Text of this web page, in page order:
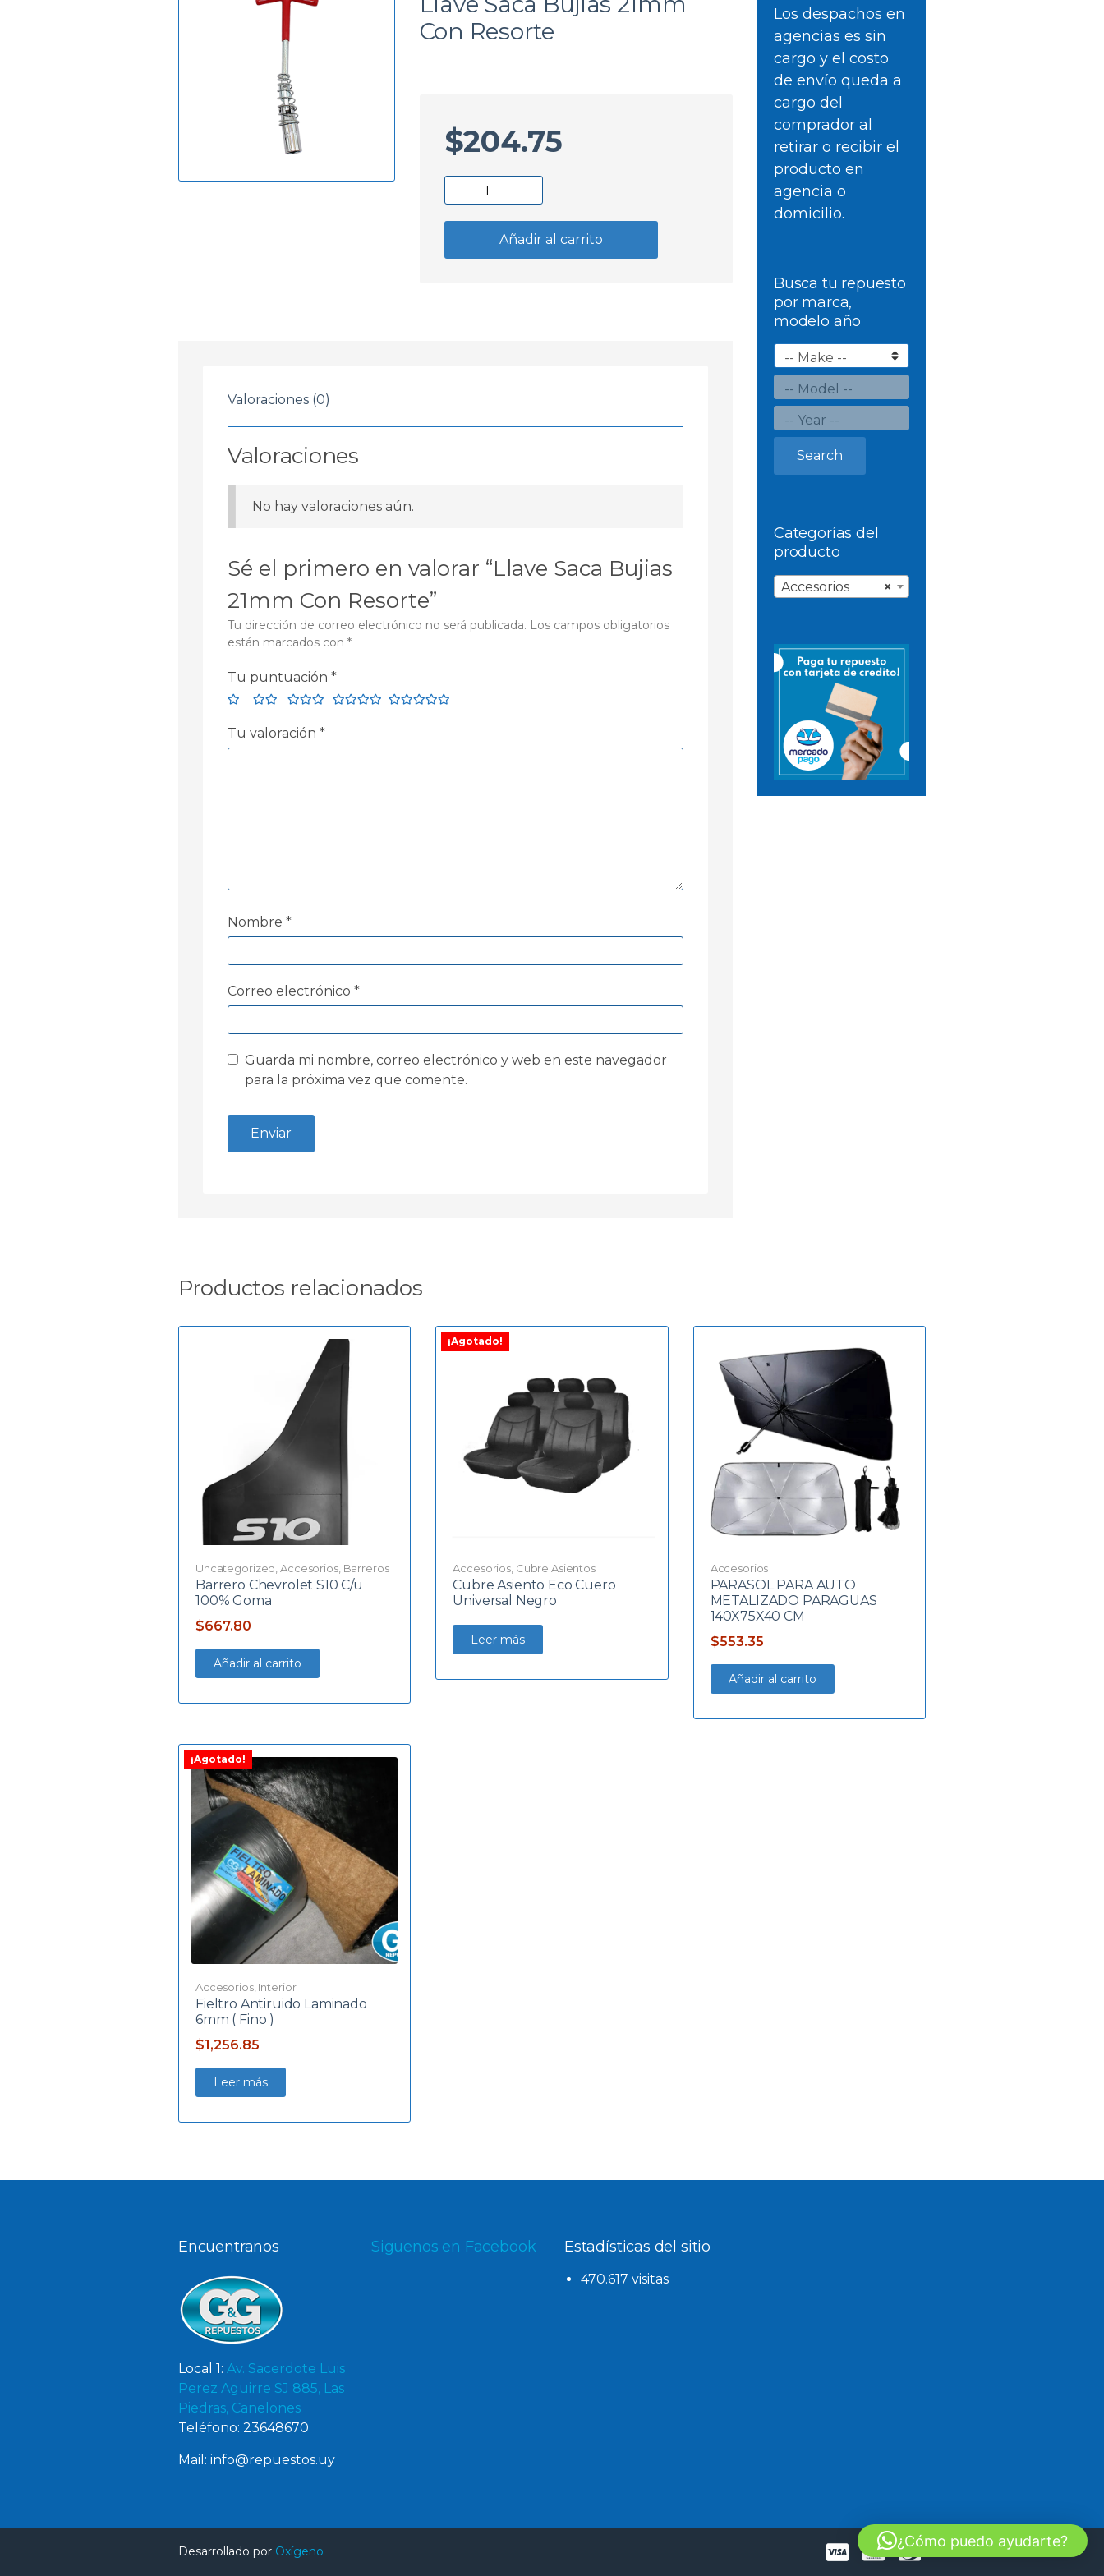
Con Resorte
$204.75
Llave
Saca
21mm
Añadir al carrito
Valoraciones (0)
Valoraciones
No hay valoraciones aún.
Sé el primero en valorar “Llave Saca Bujias
21mm Con Resorte”
Tu dirección de correo electrónico no será publicada. Los campos obligatorios
están marcados con *
Tu puntuación *
Tu valoración *
Nombre *
Correo electrónico *
Guarda mi nombre, correo electrónico y web en este navegador
para la próxima vez que comente.
Los despachos en
agencias es sin
cargo y el costo
de envío queda a
cargo del
comprador al
retirar o recibir el
producto en
agencia o
domicilio.
Busca tu repuesto
por marca,
modelo año
Search
Categorías del
producto
×
Accesorios
Productos relacionados
Uncategorized,Accesorios, Barreros
Barrero Chevrolet S10 C/u
100% Goma
$667.80
Añadir al carrito
¡Agotado!
Accesorios, Cubre Asientos
Cubre Asiento Eco Cuero
Universal Negro
Leer más
Accesorios
PARASOL PARA AUTO
METALIZADO PARAGUAS
140X75X40 CM
$553.35
Añadir al carrito
¡Agotado!
Accesorios, Interior
Fieltro Antiruido Laminado
6mm ( Fino )
$1,256.85
Leer más
Encuentranos
Local 1: Av. Sacerdote Luis
Perez Aguirre SJ 885, Las
Piedras, Canelones
Teléfono: 23648670
Mail: info@repuestos.uy
Siguenos en Facebook Estadísticas del sitio
470.617 visitas
Desarrollado por Oxígeno
¿Cómo puedo ayudarte?